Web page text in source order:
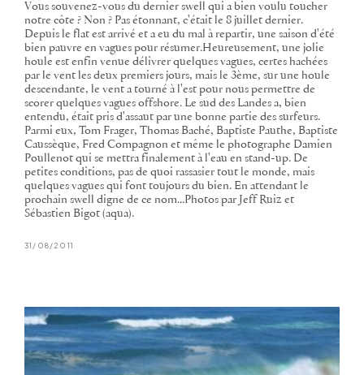
Vous souvenez-vous du dernier swell qui a bien voulu toucher
notre côte ? Non ? Pas étonnant, c'était le 8 juillet dernier.
Depuis le flat est arrivé et a eu du mal à repartir, une saison d'été
bien pauvre en vagues pour résumer.Heureusement, une jolie
houle est enfin venue délivrer quelques vagues, certes hachées
par le vent les deux premiers jours, mais le 3ème, sur une houle
descendante, le vent a tourné à l'est pour nous permettre de
scorer quelques vagues offshore. Le sud des Landes a, bien
entendu, était pris d'assaut par une bonne partie des surfeurs.
Parmi eux, Tom Frager, Thomas Baché, Baptiste Pauthe, Baptiste
Caussèque, Fred Compagnon et même le photographe Damien
Poullenot qui se mettra finalement à l'eau en stand-up. De
petites conditions, pas de quoi rassasier tout le monde, mais
quelques vagues qui font toujours du bien. En attendant le
prochain swell digne de ce nom...Photos par Jeff Ruiz et
Sébastien Bigot (aqua).
31/08/2011